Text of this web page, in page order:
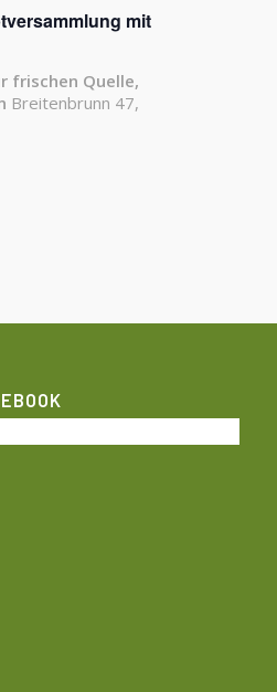
mit
frischen Quelle,
Breitenbrunn 47,